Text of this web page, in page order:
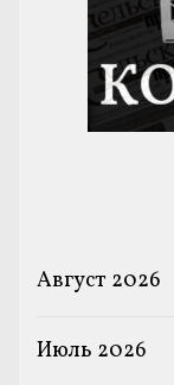
Август 2026
Июль 2026